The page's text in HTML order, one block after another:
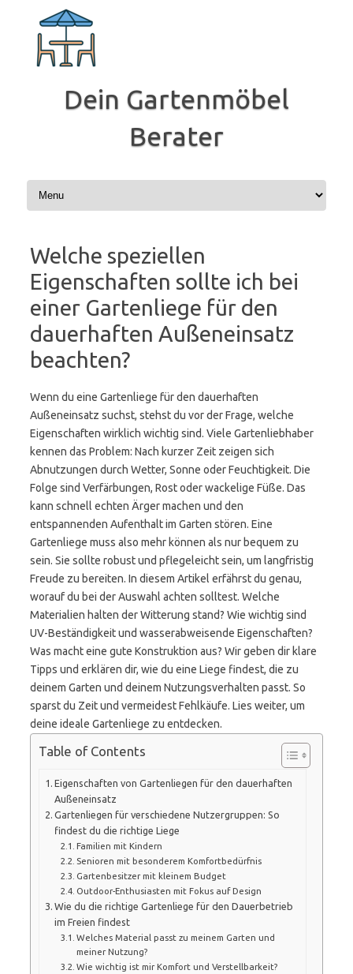
Inhalt
springen
Dein Gartenmöbel
Berater
Welche speziellen
Eigenschaften sollte ich bei
einer Gartenliege für den
dauerhaften Außeneinsatz
beachten?
Wenn du eine Gartenliege für den dauerhaften
Außeneinsatz suchst, stehst du vor der Frage, welche
Eigenschaften wirklich wichtig sind. Viele Gartenliebhaber
kennen das Problem: Nach kurzer Zeit zeigen sich
Abnutzungen durch Wetter, Sonne oder Feuchtigkeit. Die
Folge sind Verfärbungen, Rost oder wackelige Füße. Das
kann schnell echten Ärger machen und den
entspannenden Aufenthalt im Garten stören. Eine
Gartenliege muss also mehr können als nur bequem zu
sein. Sie sollte robust und pflegeleicht sein, um langfristig
Freude zu bereiten. In diesem Artikel erfährst du genau,
worauf du bei der Auswahl achten solltest. Welche
Materialien halten der Witterung stand? Wie wichtig sind
UV-Beständigkeit und wasserabweisende Eigenschaften?
Was macht eine gute Konstruktion aus? Wir geben dir klare
Tipps und erklären dir, wie du eine Liege findest, die zu
deinem Garten und deinem Nutzungsverhalten passt. So
sparst du Zeit und vermeidest Fehlkäufe. Lies weiter, um
deine ideale Gartenliege zu entdecken.
Table of Contents
Eigenschaften von Gartenliegen für den dauerhaften
Außeneinsatz
Gartenliegen für verschiedene Nutzergruppen: So
findest du die richtige Liege
Familien mit Kindern
Senioren mit besonderem Komfortbedürfnis
Gartenbesitzer mit kleinem Budget
Outdoor-Enthusiasten mit Fokus auf Design
Wie du die richtige Gartenliege für den Dauerbetrieb
im Freien findest
Welches Material passt zu meinem Garten und
meiner Nutzung?
Wie wichtig ist mir Komfort und Verstellbarkeit?